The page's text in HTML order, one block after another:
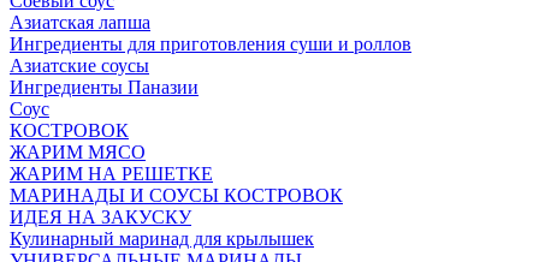
Азиатская лапша
Ингредиенты для приготовления суши и роллов
Азиатские соусы
Ингредиенты Паназии
Соус
КОСТРОВОК
ЖАРИМ МЯСО
ЖАРИМ НА РЕШЕТКЕ
МАРИНАДЫ И СОУСЫ КОСТРОВОК
ИДЕЯ НА ЗАКУСКУ
Кулинарный маринад для крылышек